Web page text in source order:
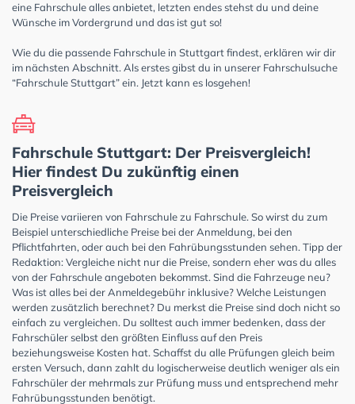
eine Fahrschule alles anbietet, letzten endes stehst du und deine
Wünsche im Vordergrund und das ist gut so!
Wie du die passende Fahrschule in Stuttgart findest, erklären wir dir
im nächsten Abschnitt. Als erstes gibst du in unserer Fahrschulsuche
“Fahrschule Stuttgart” ein. Jetzt kann es losgehen!
Fahrschule Stuttgart: Der Preisvergleich!
Hier findest Du zukünftig einen
Preisvergleich
Die Preise variieren von Fahrschule zu Fahrschule. So wirst du zum
Beispiel unterschiedliche Preise bei der Anmeldung, bei den
Pflichtfahrten, oder auch bei den Fahrübungsstunden sehen. Tipp der
Redaktion: Vergleiche nicht nur die Preise, sondern eher was du alles
von der Fahrschule angeboten bekommst. Sind die Fahrzeuge neu?
Was ist alles bei der Anmeldegebühr inklusive? Welche Leistungen
werden zusätzlich berechnet? Du merkst die Preise sind doch nicht so
einfach zu vergleichen. Du solltest auch immer bedenken, dass der
Fahrschüler selbst den größten Einfluss auf den Preis
beziehungsweise Kosten hat. Schaffst du alle Prüfungen gleich beim
ersten Versuch, dann zahlt du logischerweise deutlich weniger als ein
Fahrschüler der mehrmals zur Prüfung muss und entsprechend mehr
Fahrübungsstunden benötigt.